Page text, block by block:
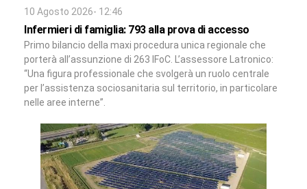
10 Agosto 2026- 12:46
Infermieri di famiglia: 793 alla prova di accesso
Primo bilancio della maxi procedura unica regionale che
porterà all’assunzione di 263 IFoC. L’assessore Latronico:
“Una figura professionale che svolgerà un ruolo centrale
per l’assistenza sociosanitaria sul territorio, in particolare
nelle aree interne”.